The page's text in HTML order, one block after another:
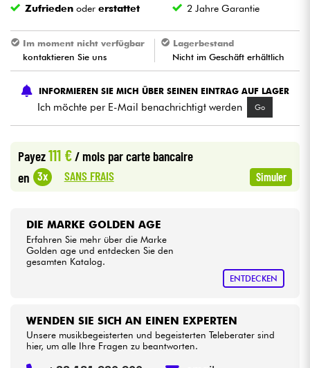
Violinen & Quartett
Kinder
HiFi
Sehen Sie sich unsere Marken an
Zufrieden odererstattet 2 Jahre Garantie
Im moment nicht verfügbar
kontaktieren Sie uns
Lagerbestand
Nicht im Geschäft erhältlich
INFORMIEREN SIE MICH ÜBER SEINEN EINTRAG AUF LAGER
Ich möchte per E-Mail benachrichtigt werden Go
Payez111 €/ mois par carte bancaire
en 3x SANS FRAIS Simuler
DIE MARKE GOLDEN AGE
Erfahren Sie mehr über die Marke
Golden age und entdecken Sie den
gesamten Katalog.
ENTDECKEN
WENDEN SIE SICH AN EINEN EXPERTEN
Unsere musikbegeisterten und begeisterten Teleberater sind
hier, um alle Ihre Fragen zu beantworten.